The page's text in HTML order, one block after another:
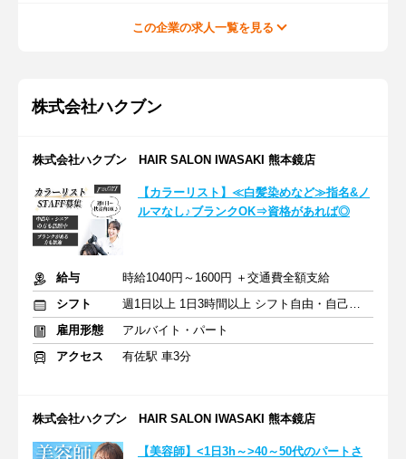
この企業の求人一覧を見る
株式会社ハクブン
株式会社ハクブン HAIR SALON IWASAKI 熊本鏡店
【カラーリスト】≪白髪染めなど≫指名&ノ
ルマなし♪ブランクOK⇒資格があれば◎
給与
時給1040円～1600円 ＋交通費全額支給
シフト
週1日以上 1日3時間以上 シフト自由・自己申告
雇用形態
アルバイト・パート
アクセス
有佐駅 車3分
株式会社ハクブン HAIR SALON IWASAKI 熊本鏡店
【美容師】<1日3h～>40～50代のパートさ